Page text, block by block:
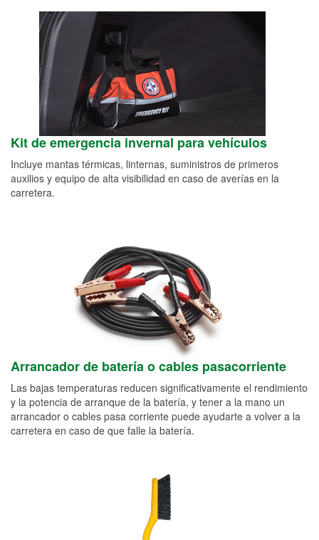
Kit de emergencia invernal para vehículos
Incluye mantas térmicas, linternas, suministros de primeros
auxilios y equipo de alta visibilidad en caso de averías en la
carretera.
Arrancador de batería o cables pasacorriente
Las bajas temperaturas reducen significativamente el rendimiento
y la potencia de arranque de la batería, y tener a la mano un
arrancador o cables pasa corriente puede ayudarte a volver a la
carretera en caso de que falle la batería.